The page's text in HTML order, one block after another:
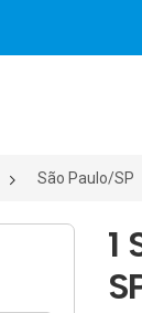
São Paulo/SP
1